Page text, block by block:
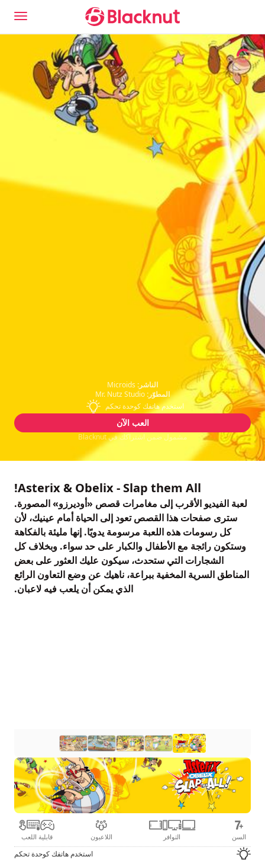
الناشر: Microids
المطوّر:Mr. Nutz Studio
استخدم هاتفك كوحدة تحكم
العب الآن
مشمول ضمن اشتراكك في Blacknut
Asterix & Obelix - Slap them All!
لعبة الفيديو الأقرب إلى مغامرات قصص «أوديرزو» المصورة.
سترى صفحات هذا القصص تعود إلى الحياة أمام عينيك، لأن
كل رسومات هذه اللعبة مرسومة يدويًا. إنها مليئة بالفكاهة
وستكون رائجة مع الأطفال والكبار على حد سواء. وبخلاف كل
الشجارات التي ستحدث، سيكون عليك العثور على بعض
المناطق السرية المخفية ببراعة، ناهيك عن وضع التعاون الرائع
الذي يمكن أن يلعب فيه لاعبان.
السن التوافر اللاعبون قابلية اللعب
استخدم هاتفك كوحدة تحكم